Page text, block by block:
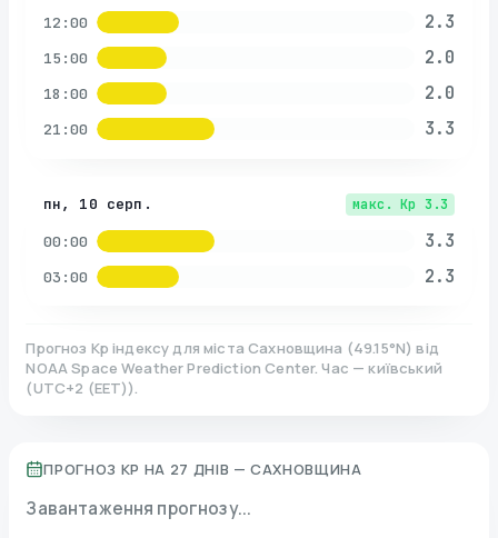
12:00 2.3
15:00 2.0
18:00 2.0
21:00 3.3
пн, 10 серп. макс. Kp 3.3
00:00 3.3
03:00 2.3
Прогноз Kp індексу для міста Сахновщина (49.15°N)від
NOAA Space Weather Prediction Center. Час — київський
(UTC+2 (EET)).
ПРОГНОЗ KP НА 27 ДНІВ — САХНОВЩИНА
Завантаження прогнозу...